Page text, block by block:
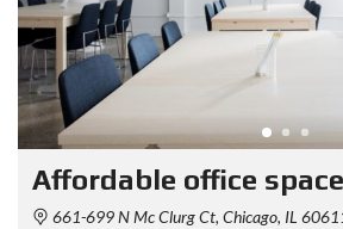
Affordable office space
661-699 N Mc Clurg Ct, Chicago, IL